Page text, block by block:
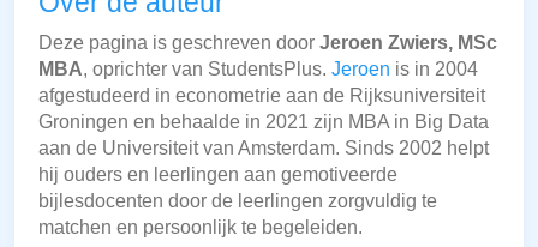
Deze pagina is geschreven door Jeroen Zwiers, MSc
MBA, oprichter van StudentsPlus. Jeroen is in 2004
afgestudeerd in econometrie aan de Rijksuniversiteit
Groningen en behaalde in 2021 zijn MBA in Big Data
aan de Universiteit van Amsterdam. Sinds 2002 helpt
hij ouders en leerlingen aan gemotiveerde
bijlesdocenten door de leerlingen zorgvuldig te
matchen en persoonlijk te begeleiden.